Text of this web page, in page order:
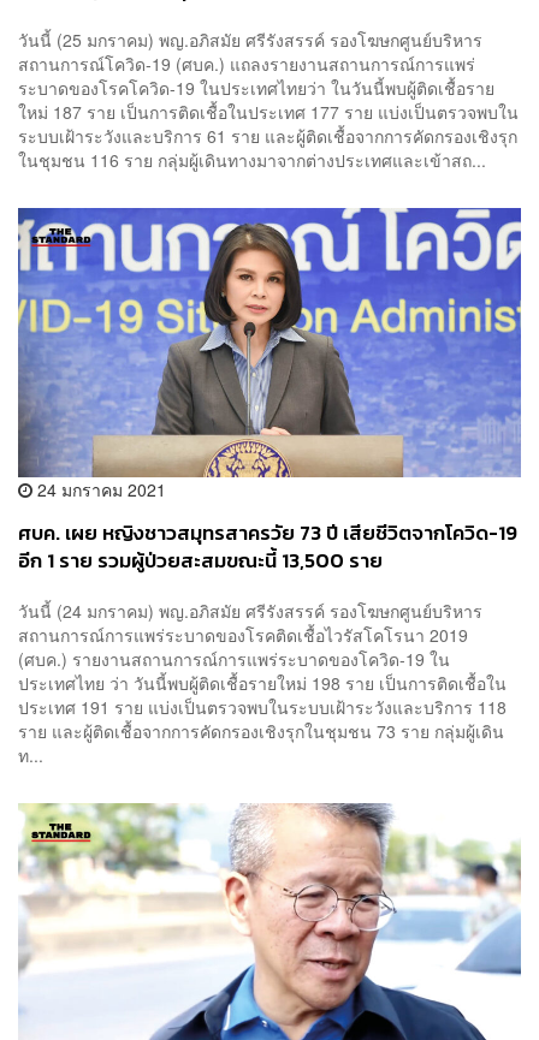
วันนี้ (25 มกราคม) พญ.อภิสมัย ศรีรังสรรค์ รองโฆษกศูนย์บริหาร
สถานการณ์โควิด-19 (ศบค.) แถลงรายงานสถานการณ์การแพร่
ระบาดของโรคโควิด-19 ในประเทศไทยว่า ในวันนี้พบผู้ติดเชื้อราย
ใหม่ 187 ราย เป็นการติดเชื้อในประเทศ 177 ราย แบ่งเป็นตรวจพบใน
ระบบเฝ้าระวังและบริการ 61 ราย และผู้ติดเชื้อจากการคัดกรองเชิงรุก
ในชุมชน 116 ราย กลุ่มผู้เดินทางมาจากต่างประเทศและเข้าสถ...
24 มกราคม 2021
ศบค. เผย หญิงชาวสมุทรสาครวัย 73 ปี เสียชีวิตจากโควิด-19
อีก 1 ราย รวมผู้ป่วยสะสมขณะนี้ 13,500 ราย
วันนี้ (24 มกราคม) พญ.อภิสมัย ศรีรังสรรค์ รองโฆษกศูนย์บริหาร
สถานการณ์การแพร่ระบาดของโรคติดเชื้อไวรัสโคโรนา 2019
(ศบค.) รายงานสถานการณ์การแพร่ระบาดของโควิด-19 ใน
ประเทศไทย ว่า วันนี้พบผู้ติดเชื้อรายใหม่ 198 ราย เป็นการติดเชื้อใน
ประเทศ 191 ราย แบ่งเป็นตรวจพบในระบบเฝ้าระวังและบริการ 118
ราย และผู้ติดเชื้อจากการคัดกรองเชิงรุกในชุมชน 73 ราย กลุ่มผู้เดิน
ท...